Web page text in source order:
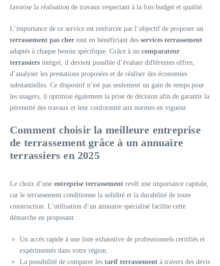
favorise la réalisation de travaux respectant à la fois budget et qualité.
L’importance de ce service est renforcée par l’objectif de proposer un
terrassement pas cher tout en bénéficiant des services terrassement
adaptés à chaque besoin spécifique. Grâce à un comparateur
terrassiers intégré, il devient possible d’évaluer différentes offres,
d’analyser les prestations proposées et de réaliser des économies
substantielles. Ce dispositif n’est pas seulement un gain de temps pour
les usagers, il optimise également la prise de décision afin de garantir la
pérennité des travaux et leur conformité aux normes en vigueur.
Comment choisir la meilleure entreprise
de terrassement grâce à un annuaire
terrassiers en 2025
Le choix d’une entreprise terrassement revêt une importance capitale,
car le terrassement conditionne la solidité et la durabilité de toute
construction. L’utilisation d’un annuaire spécialisé facilite cette
démarche en proposant :
Un accès rapide à une liste exhaustive de professionnels certifiés et
expérimentés dans votre région.
La possibilité de comparer les tarif terrassement à travers des devis